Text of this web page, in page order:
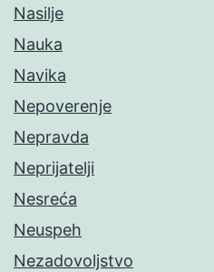
Nasilje
Nauka
Navika
Nepoverenje
Nepravda
Neprijatelji
Nesreća
Neuspeh
Nezadovoljstvo